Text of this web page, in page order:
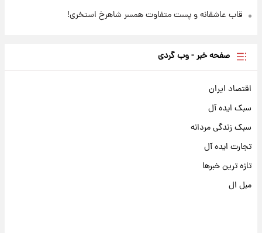
قاب عاشقانه و پست متفاوت همسر شاهرخ استخری!
صفحه خبر - وب گردی
اقتصاد ایران
سبک ایده آل
سبک زندگی مردانه
تجارت ایده آل
تازه ترین خبرها
مبل ال